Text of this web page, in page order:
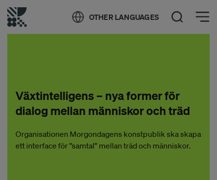
OTHER LANGUAGES Öppna sök
Öppna meny
Växtintelligens – nya former för
dialog mellan människor och träd
Organisationen Morgondagens konstpublik ska skapa
ett interface för ”samtal” mellan träd och människor.